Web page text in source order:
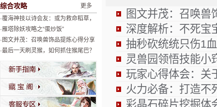
综合攻略
更多
·覆海神技以诗会友：或为救命稻草，
或为绝杀神器
·雁塔除妖攻略之“蛋炒饭”
·图文并茂：召唤兽饰品提炼心得分享
·最后一天刷灵猴，如何抓住猴尾巴？
图文并茂：召唤兽
深度解析：不死宝
抽秒砍统统只伤1
灵兽园领悟技能小
玩家心得体会：关
火力必备：打造不
彩晶石碎片挖掘体